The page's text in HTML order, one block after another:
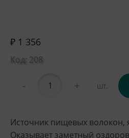
₽ 1 356
Код: 208
- + шт.
Источник пищевых волокон,
Оказывает заметный